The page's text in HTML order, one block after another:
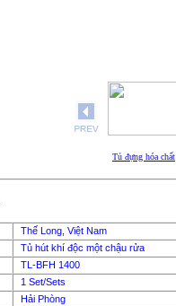
Tủ đựng hóa chất
Thế Long, Việt Nam
Tủ hút khí độc một chậu rửa
TL-BFH 1400
1 Set/Sets
Hải Phòng